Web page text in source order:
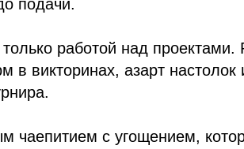
подачи.
работой над проектами.
в викторинах, азарт
чаепитием с угощением,